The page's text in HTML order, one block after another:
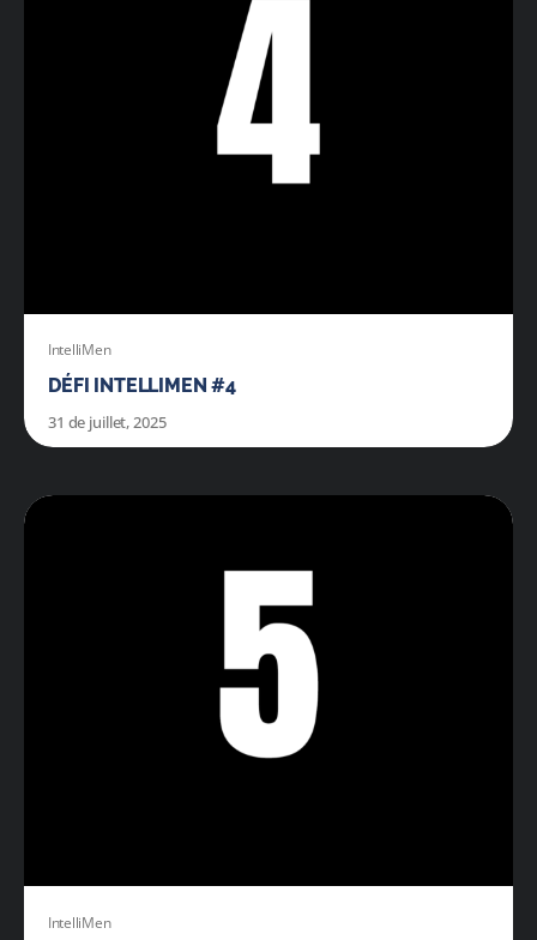
IntelliMen
DÉFI INTELLIMEN #4
31 de juillet, 2025
IntelliMen